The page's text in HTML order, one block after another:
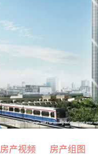
房产视频 房产组图